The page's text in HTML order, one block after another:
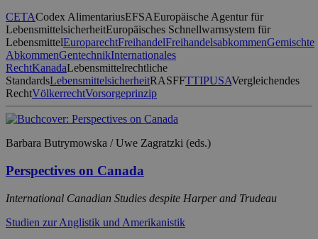
CETACodex AlimentariusEFSAEuropäische Agentur für
LebensmittelsicherheitEuropäisches Schnellwarnsystem für
LebensmittelEuroparechtFreihandelFreihandelsabkommenGemischte
AbkommenGentechnikInternationales
RechtKanadaLebensmittelrechtliche
StandardsLebensmittelsicherheitRASFFTTIPUSAVergleichendes
RechtVölkerrechtVorsorgeprinzip
Barbara Butrymowska / Uwe Zagratzki (eds.)
Perspectives on Canada
International Canadian Studies despite Harper and Trudeau
Studien zur Anglistik und Amerikanistik